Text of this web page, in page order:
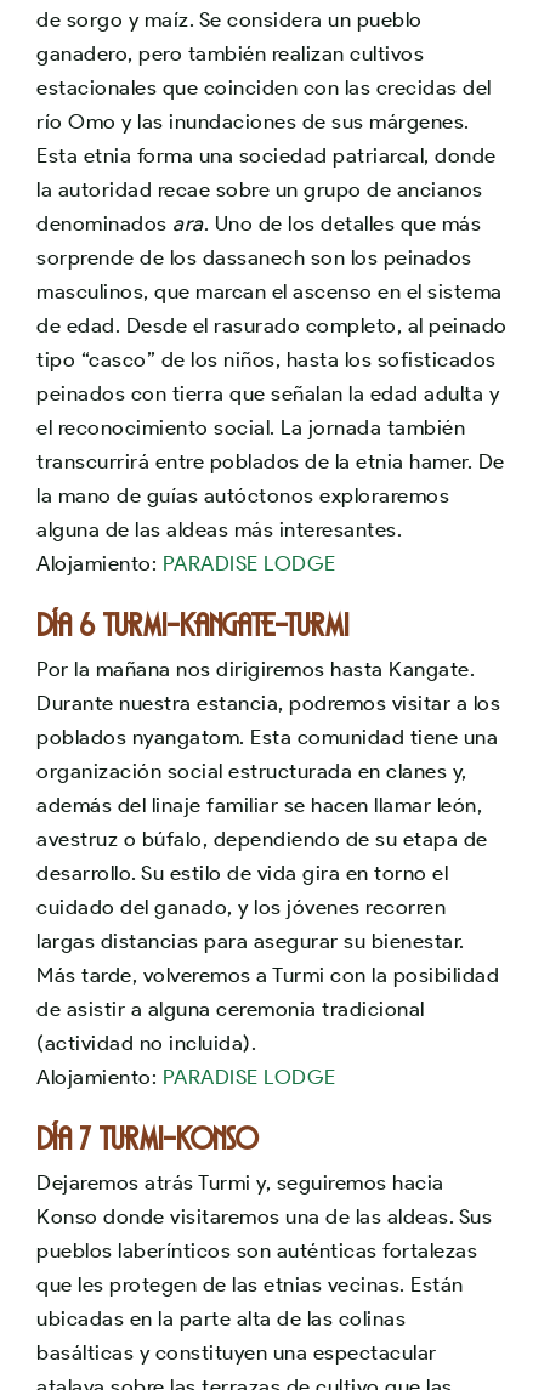
de sorgo y maíz. Se considera un pueblo
ganadero, pero también realizan cultivos
estacionales que coinciden con las crecidas del
río Omo y las inundaciones de sus márgenes.
Esta etnia forma una sociedad patriarcal, donde
la autoridad recae sobre un grupo de ancianos
denominados ara. Uno de los detalles que más
sorprende de los dassanech son los peinados
masculinos, que marcan el ascenso en el sistema
de edad. Desde el rasurado completo, al peinado
tipo “casco” de los niños, hasta los sofisticados
peinados con tierra que señalan la edad adulta y
el reconocimiento social. La jornada también
transcurrirá entre poblados de la etnia hamer. De
la mano de guías autóctonos exploraremos
alguna de las aldeas más interesantes.
Alojamiento: PARADISE LODGE
Día 6 TURMI-KANGATE-TURMI
Por la mañana nos dirigiremos hasta Kangate.
Durante nuestra estancia, podremos visitar a los
poblados nyangatom. Esta comunidad tiene una
organización social estructurada en clanes y,
además del linaje familiar se hacen llamar león,
avestruz o búfalo, dependiendo de su etapa de
desarrollo. Su estilo de vida gira en torno el
cuidado del ganado, y los jóvenes recorren
largas distancias para asegurar su bienestar.
Más tarde, volveremos a Turmi con la posibilidad
de asistir a alguna ceremonia tradicional
(actividad no incluida).
Alojamiento: PARADISE LODGE
Día 7 TURMI-KONSO
Dejaremos atrás Turmi y, seguiremos hacia
Konso donde visitaremos una de las aldeas. Sus
pueblos laberínticos son auténticas fortalezas
que les protegen de las etnias vecinas. Están
ubicadas en la parte alta de las colinas
basálticas y constituyen una espectacular